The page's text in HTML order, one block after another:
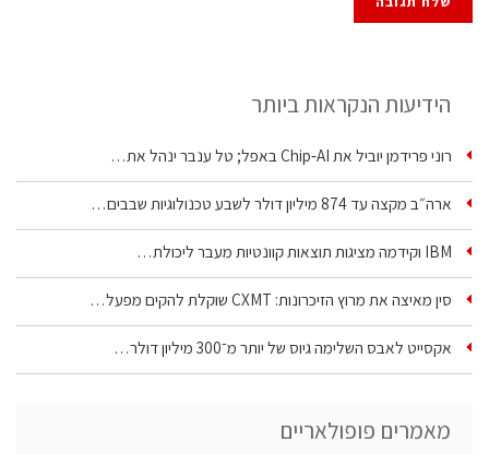
הידיעות הנקראות ביותר
רוני פרידמן יוביל את Chip‑AI באפל; טל ענבר ינהל את…
ארה״ב מקצה עד 874 מיליון דולר לשבע טכנולוגיות שבבים…
IBM וקידמה מציגות תוצאות קוונטיות מעבר ליכולת…
סין מאיצה את מרוץ הזיכרונות: CXMT שוקלת להקים מפעל…
אקסייט לאבס השלימה גיוס של יותר מ־300 מיליון דולר…
מאמרים פופולאריים